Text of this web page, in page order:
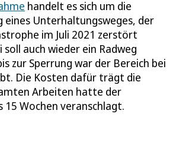
handelt es sich um die
eines Unterhaltungsweges, der
im Juli 2021 zerstört
auch wieder ein Radweg
zur Sperrung war der Bereich bei
Die Kosten dafür trägt die
Arbeiten hatte der
15 Wochen veranschlagt.